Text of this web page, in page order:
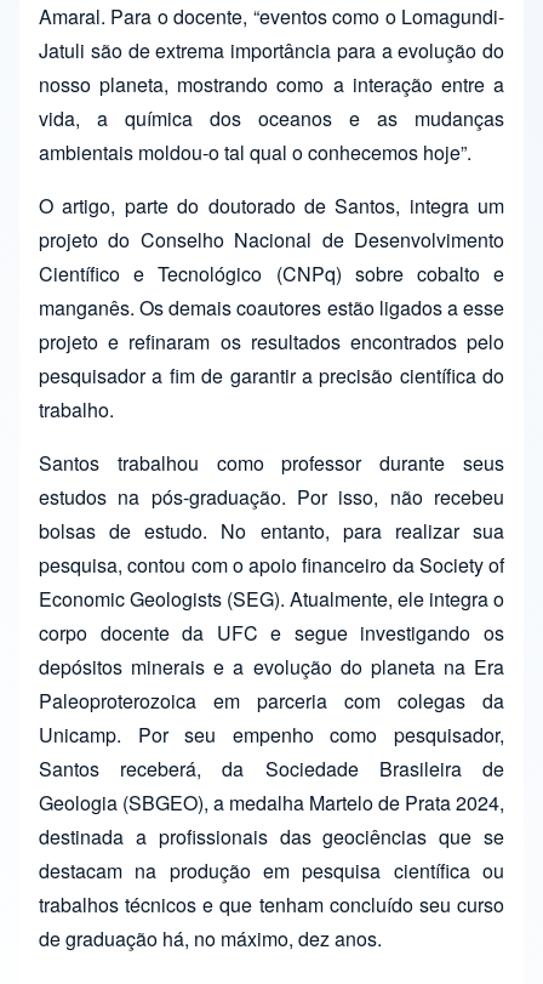
Amaral. Para o docente, “eventos como o Lomagundi-
Jatuli são de extrema importância para a evolução do
nosso planeta, mostrando como a interação entre a
vida, a química dos oceanos e as mudanças
ambientais moldou-o tal qual o conhecemos hoje”.
O artigo, parte do doutorado de Santos, integra um
projeto do Conselho Nacional de Desenvolvimento
Científico e Tecnológico (CNPq) sobre cobalto e
manganês. Os demais coautores estão ligados a esse
projeto e refinaram os resultados encontrados pelo
pesquisador a fim de garantir a precisão científica do
trabalho.
Santos trabalhou como professor durante seus
estudos na pós-graduação. Por isso, não recebeu
bolsas de estudo. No entanto, para realizar sua
pesquisa, contou com o apoio financeiro da Society of
Economic Geologists (SEG). Atualmente, ele integra o
corpo docente da UFC e segue investigando os
depósitos minerais e a evolução do planeta na Era
Paleoproterozoica em parceria com colegas da
Unicamp. Por seu empenho como pesquisador,
Santos receberá, da Sociedade Brasileira de
Geologia (SBGEO), a medalha Martelo de Prata 2024,
destinada a profissionais das geociências que se
destacam na produção em pesquisa científica ou
trabalhos técnicos e que tenham concluído seu curso
de graduação há, no máximo, dez anos.